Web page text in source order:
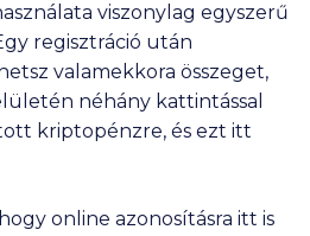
viszonylag egyszerű
regisztráció után
valamekkora összeget,
néhány kattintással
kriptopénzre, és ezt itt
online azonosításra itt is